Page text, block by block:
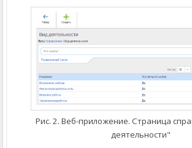
Рис. 2. Веб-приложение. Страница
деятельности"